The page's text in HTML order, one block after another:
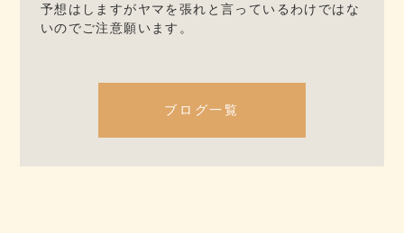
予想はしますがヤマを張れと言っているわけではな
いのでご注意願います。
ブログ一覧